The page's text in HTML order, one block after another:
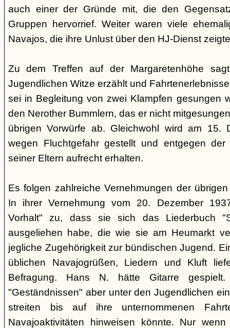
auch einer der Gründe mit, die den
Gruppen hervorrief. Weiter waren viele
Navajos, die ihre Unlust über den HJ-Dienst
Zu dem Treffen auf der Margaretenhöhe
Jugendlichen Witze erzählt und
sei in Begleitung von zwei Klampfen gesungen
den Nerother Bummlern, das er nicht
übrigen Vorwürfe ab. Gleichwohl wird am 15.
wegen Fluchtgefahr gestellt und entgegen
seiner Eltern aufrecht erhalten.
Es folgen zahlreiche Vernehmungen der
In ihrer Vernehmung vom 20. Dezember
Vorhalt" zu, dass sie sich das Liederbuch
ausgeliehen habe, die wie sie am Heumarkt
jegliche Zugehörigkeit zur bündischen Jugend.
üblichen Navajogrüßen, Liedern und Kluft
Befragung. Hans N. hätte Gitarre
"Geständnissen" aber unter den Jugendlichen
streiten bis auf ihre unternommenen
Navajoaktivitäten hinweisen könnte. Nur